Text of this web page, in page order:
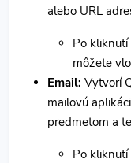
alebo URL
Po kliknutí
môžete
Email: Vytvorí
mailovú
predmetom a
Po kliknutí